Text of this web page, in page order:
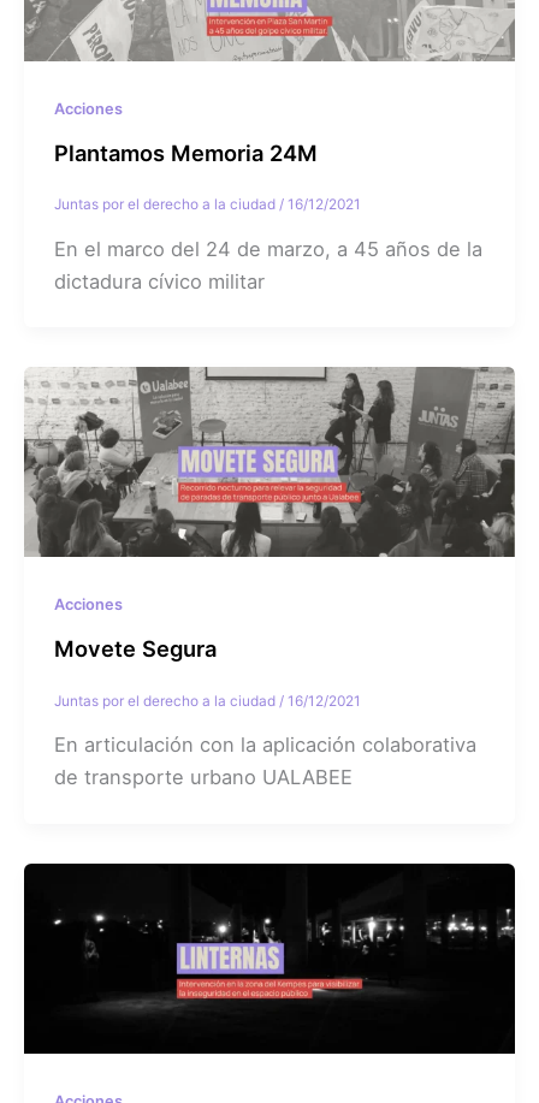
Acciones
Plantamos Memoria 24M
Juntas por el derecho a la ciudad / 16/12/2021
En el marco del 24 de marzo, a 45 años de la
dictadura cívico militar
Acciones
Movete Segura
Juntas por el derecho a la ciudad / 16/12/2021
En articulación con la aplicación colaborativa
de transporte urbano UALABEE